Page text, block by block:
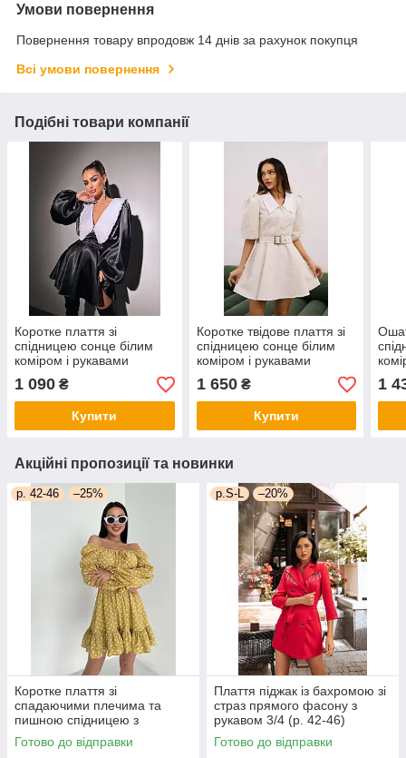
Умови повернення
Повернення товару впродовж 14 днів за рахунок покупця
Всі умови повернення
Подібні товари компанії
Коротке плаття зі
спідницею сонце білим
коміром і рукавами
ліхтариками із широким
поясом (р. S, M)
66py5468Е
1 090 ₴
Купити
Коротке твідове плаття зі
спідницею сонце білим
коміром і рукавами
ліхтариками (р.S., M)
66py5572Q
1 650₴
Купити
(р.
1
Акційні пропозиції та новинки
р. 42-46 –25%
Коротке плаття зі
спадаючими плечима та
пишною спідницею з
воланом (р. 42-46)
66py5272Qr
Готово до відправки
р.S-L –20%
Плаття піджак із бахромою зі
страз прямого фасону з
рукавом 3/4 (р. 42-46)
66py2050Qr
Готово до відправки